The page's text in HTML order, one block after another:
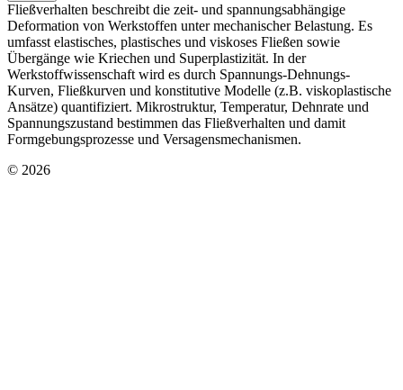
Fließverhalten beschreibt die zeit- und spannungsabhängige
Deformation von Werkstoffen unter mechanischer Belastung. Es
umfasst elastisches, plastisches und viskoses Fließen sowie
Übergänge wie Kriechen und Superplastizität. In der
Werkstoffwissenschaft wird es durch Spannungs-Dehnungs-
Kurven, Fließkurven und konstitutive Modelle (z.B. viskoplastische
Ansätze) quantifiziert. Mikrostruktur, Temperatur, Dehnrate und
Spannungszustand bestimmen das Fließverhalten und damit
Formgebungsprozesse und Versagensmechanismen.
© 2026